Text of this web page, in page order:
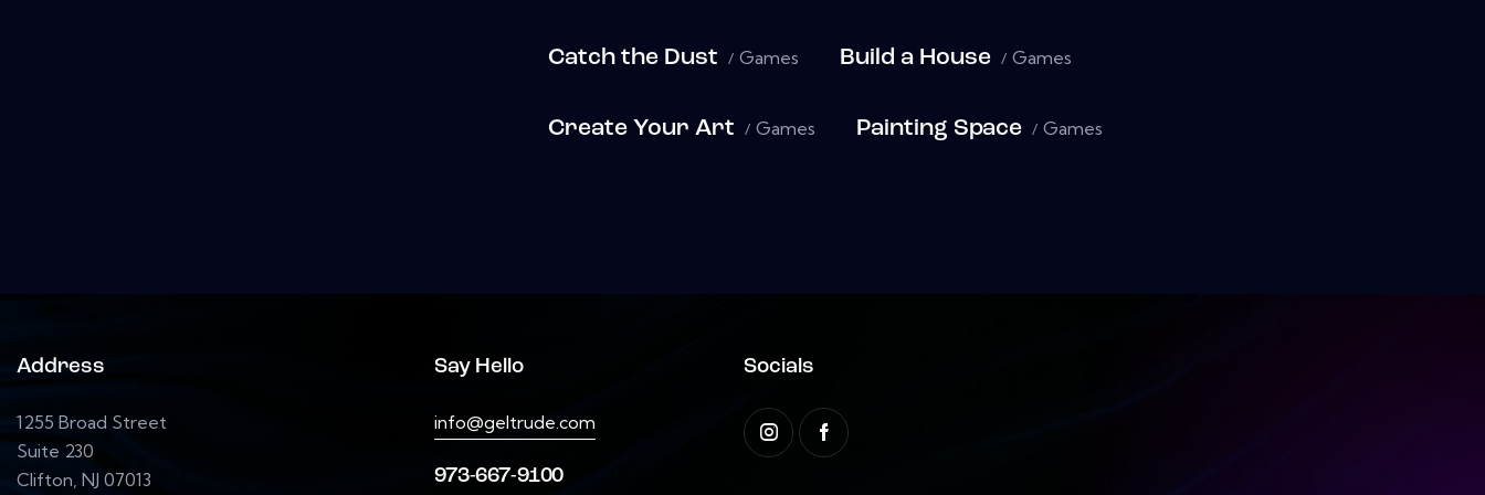
Games
Catch the Dust Games
Build a House
Games
Create Your Art Games
Painting Space
Address
1255 Broad Street
Suite 230
Clifton, NJ 07013
Say Hello
info@geltrude.com
973-667-9100
Socials